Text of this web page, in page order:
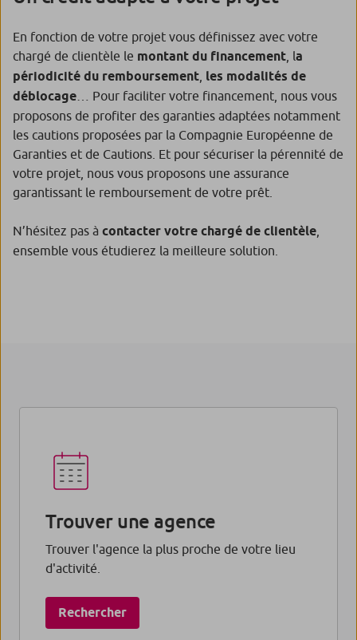
En fonction de votre projet vous définissez avec votre
chargé de clientèle le montant du financement , la
périodicité du remboursement les modalités de
déblocage … Pour faciliter votre financement, nous vous
proposons de profiter des garanties adaptées notamment
les cautions proposées par la Compagnie Européenne de
Garanties et de Cautions. Et pour sécuriser la pérennité de
votre projet, nous vous proposons une assurance
garantissant le remboursement de votre prêt.
N’hésitez pas à contacter votre chargé de clientèle
ensemble vous étudierez la meilleure solution.
Trouver une agence
Trouver l'agence la plus proche de votre lieu
d'activité.
Rechercher